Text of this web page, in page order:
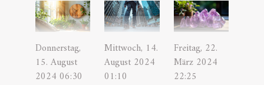
Donnerstag,
15. August
2024 06:30
Mittwoch, 14.
August 2024
01:10
Freitag, 22.
März 2024
22:25